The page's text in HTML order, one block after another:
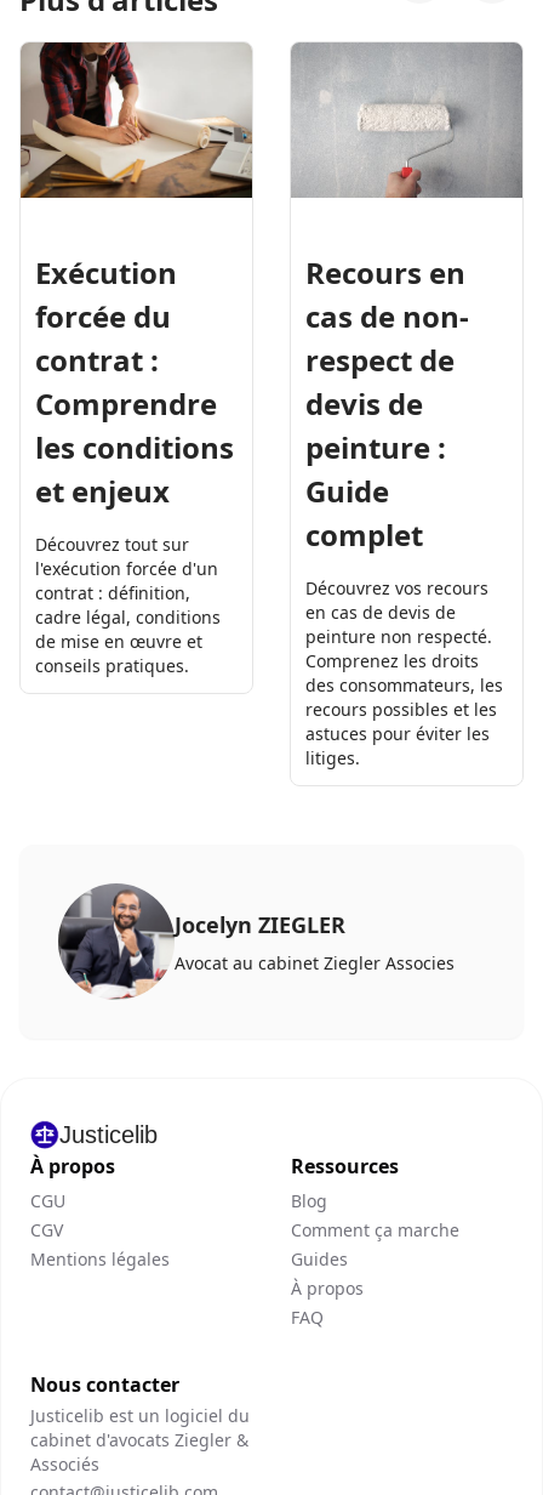
Exécution
forcée du
contrat :
Comprendre
les conditions
et enjeux
Découvrez tout sur
l'exécution forcée d'un
contrat : définition,
cadre légal, conditions
de mise en œuvre et
conseils pratiques.
Recours en
cas de non-
respect de
devis de
peinture :
Guide
complet
Découvrez vos recours
en cas de devis de
peinture non respecté.
Comprenez les droits
des consommateurs, les
recours possibles et les
astuces pour éviter les
litiges.
Jocelyn ZIEGLER
Avocat au cabinet Ziegler Associes
Justicelib
À propos
CGU
CGV
Mentions légales
Ressources
Blog
Comment ça marche
Guides
À propos
FAQ
Nous contacter
Justicelib est un logiciel du
cabinet d'avocats Ziegler &
Associés